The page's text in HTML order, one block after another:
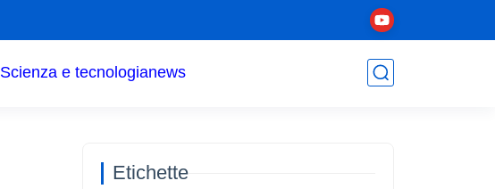
Scienza e tecnologianews
Etichette